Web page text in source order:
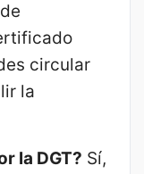
circular
la
la DGT? Sí,